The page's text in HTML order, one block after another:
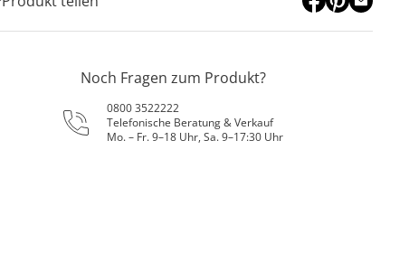
Noch Fragen zum Produkt?
0800 3522222
Telefonische Beratung & Verkauf
Mo. – Fr. 9–18 Uhr, Sa. 9–17:30 Uhr